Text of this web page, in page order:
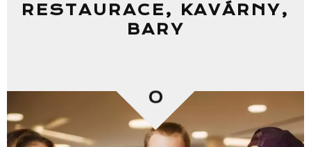
RESTAURACE, KAVÁRNY,
BARY
0